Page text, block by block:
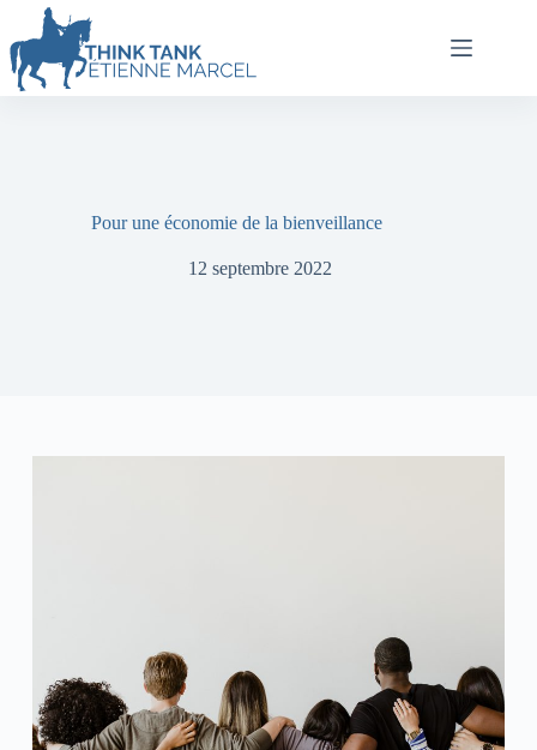
Pour une économie de la bienveillance
12 septembre 2022